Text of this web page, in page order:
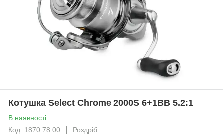
Котушка Select Chrome 2000S 6+1BB 5.2:1
В наявності
Код: 1870.78.00
Роздріб